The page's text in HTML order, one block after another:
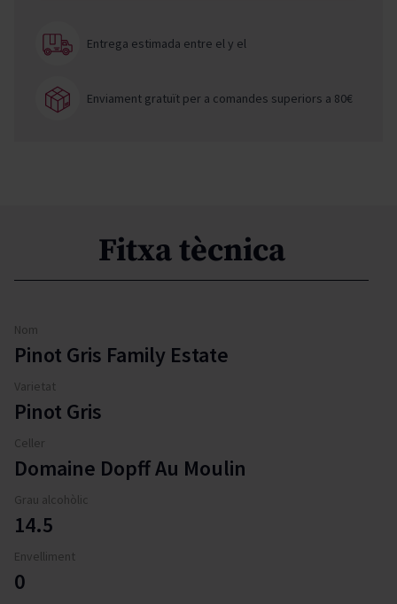
Entrega estimada entre ely el
Enviament gratuït per a comandes superiors a 80€
Fitxa tècnica
Nom
Pinot Gris Family Estate
Varietat
Pinot Gris
Celler
Domaine Dopff Au Moulin
Grau alcohòlic
14.5
Envelliment
0